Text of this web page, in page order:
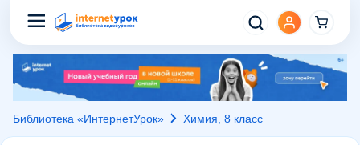
Библиотека «ИнтернетУрок» Химия, 8 класс